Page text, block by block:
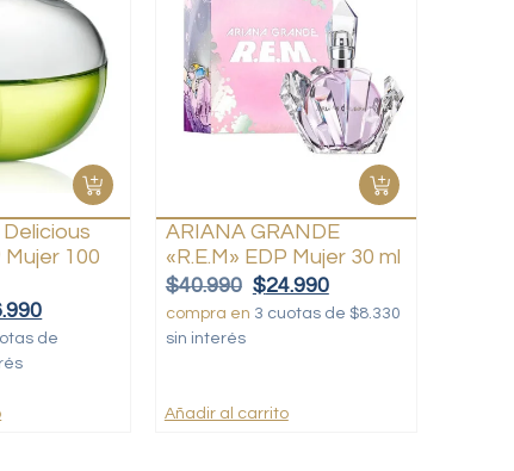
100
de
ARIANA GRANDE
«R.E.M» EDP Mujer 30 ml
$40.990 $24.990
compra en 3 cuotas de $8.330
sin interés
Añadir al carrito